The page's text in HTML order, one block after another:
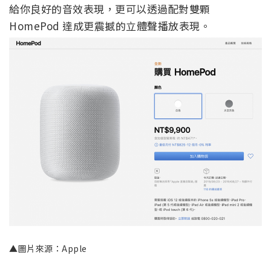
給你良好的音效表現，更可以透過配對雙顆
HomePod 達成更震撼的立體聲播放表現。
▲圖片來源：Apple